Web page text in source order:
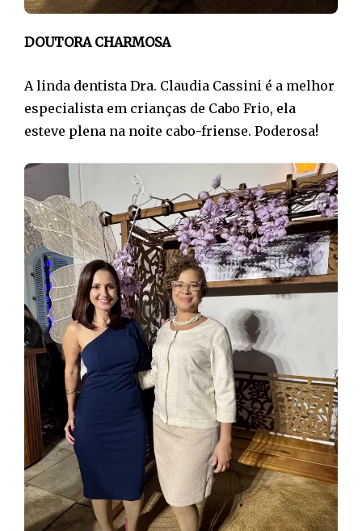
DOUTORA CHARMOSA
A linda dentista Dra. Claudia Cassini é a melhor
especialista em crianças de Cabo Frio, ela
esteve plena na noite cabo-friense. Poderosa!